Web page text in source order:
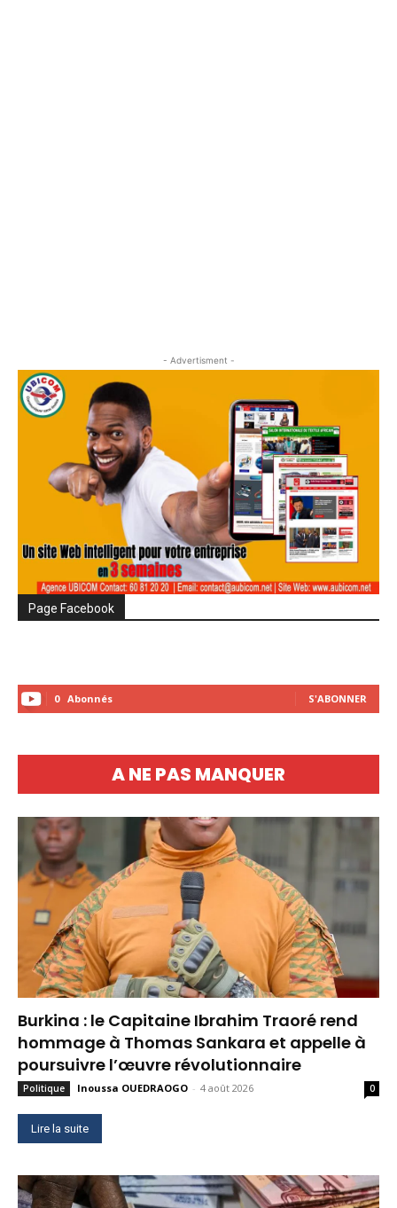
- Advertisment -
Page Facebook
0 Abonnés S'ABONNER
A NE PAS MANQUER
Burkina : le Capitaine Ibrahim Traoré rend
hommage à Thomas Sankara et appelle à
poursuivre l’œuvre révolutionnaire
Politique Inoussa OUEDRAOGO - 4 août 2026 0
Lire la suite